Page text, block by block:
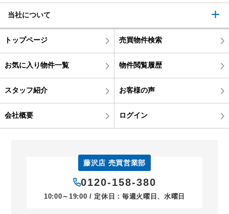
当社について
トップページ 売買物件検索
お気に入り物件一覧 物件閲覧履歴
スタッフ紹介 お客様の声
会社概要 ログイン
藤沢店 売買営業部
0120-158-380
10:00～19:00 / 定休日：毎週火曜日、水曜日